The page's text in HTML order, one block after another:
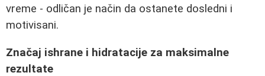
vreme - odličan je način da ostanete dosledni i
motivisani.
Značaj ishrane i hidratacije za maksimalne
rezultate